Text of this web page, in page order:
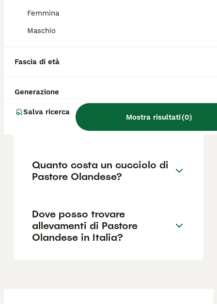
Femmina
Maschio
Fascia di età
Generazione
Salva ricerca
Mostra risultati(0)
nell'addestramento. Si riconosce per il
Pastore olandese?
Quali sono le differenze tra
un Pastore olandese e un
Pastore Belga Malinois?
Quanto costa un cucciolo di
Pastore Olandese?
Dove posso trovare
allevamenti di Pastore
Olandese in Italia?